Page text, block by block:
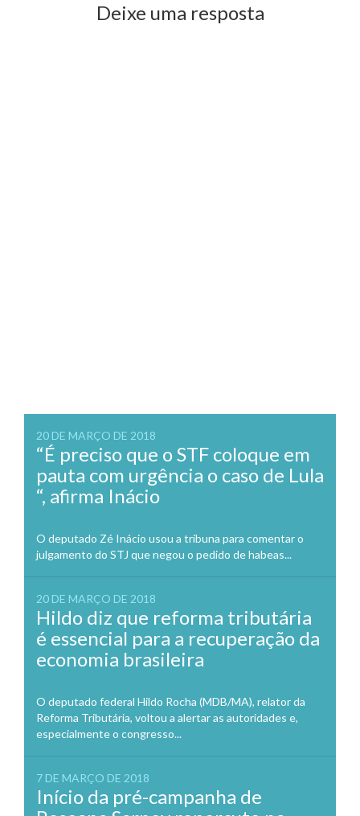
Deixe uma resposta
20 DE MARÇO DE 2018
“É preciso que o STF coloque em
pauta com urgência o caso de Lula
“, afirma Inácio
O deputado Zé Inácio usou a tribuna para comentar o
julgamento do STJ que negou o pedido de habeas...
20 DE MARÇO DE 2018
Hildo diz que reforma tributária
é essencial para a recuperação da
economia brasileira
O deputado federal Hildo Rocha (MDB/MA), relator da
Reforma Tributária, voltou a alertar as autoridades e,
especialmente o congresso...
7 DE MARÇO DE 2018
Início da pré-campanha de